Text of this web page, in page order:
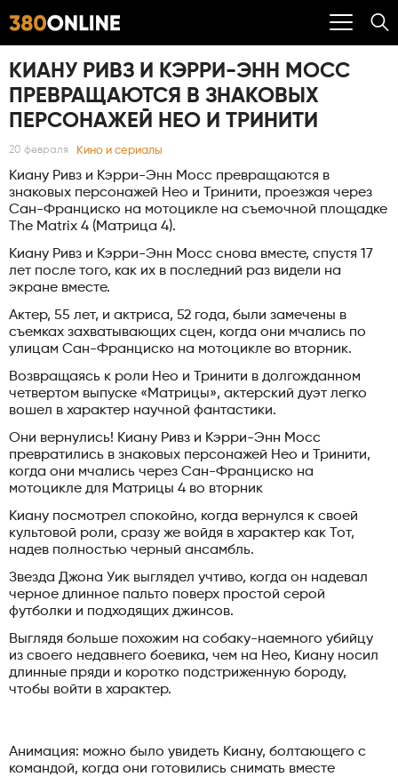
КИАНУ РИВЗ И КЭРРИ-ЭНН МОСС
ПРЕВРАЩАЮТСЯ В ЗНАКОВЫХ
ПЕРСОНАЖЕЙ НЕО И ТРИНИТИ
20 февраля Кино и сериалы
Киану Ривз и Кэрри-Энн Мосс превращаются в
знаковых персонажей Нео и Тринити, проезжая через
Сан-Франциско на мотоцикле на съемочной площадке
The Matrix 4 (Матрица 4).
Киану Ривз и Кэрри-Энн Мосс снова вместе, спустя 17
лет после того, как их в последний раз видели на
экране вместе.
Актер, 55 лет, и актриса, 52 года, были замечены в
съемках захватывающих сцен, когда они мчались по
улицам Сан-Франциско на мотоцикле во вторник.
Возвращаясь к роли Нео и Тринити в долгожданном
четвертом выпуске «Матрицы», актерский дуэт легко
вошел в характер научной фантастики.
Они вернулись! Киану Ривз и Кэрри-Энн Мосс
превратились в знаковых персонажей Нео и Тринити,
когда они мчались через Сан-Франциско на
мотоцикле для Матрицы 4 во вторник
Киану посмотрел спокойно, когда вернулся к своей
культовой роли, сразу же войдя в характер как Тот,
надев полностью черный ансамбль.
Звезда Джона Уик выглядел учтиво, когда он надевал
черное длинное пальто поверх простой серой
футболки и подходящих джинсов.
Выглядя больше похожим на собаку-наемного убийцу
из своего недавнего боевика, чем на Нео, Киану носил
длинные пряди и коротко подстриженную бороду,
чтобы войти в характер.
Анимация: можно было увидеть Киану, болтающего с
командой, когда они готовились снимать вместе